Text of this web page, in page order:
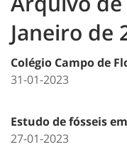
Janeiro de
Colégio Campo de
31-01-2023
Estudo de fósseis
27-01-2023